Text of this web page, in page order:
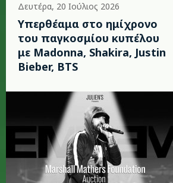
Δευτέρα, 20 Ιούλιος 2026
Υπερθέαμα στο ημίχρονο
του παγκοσμίου κυπέλου
με Madonna, Shakira, Justin
Bieber, BTS